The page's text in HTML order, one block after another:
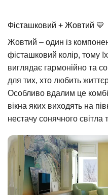
Фісташковий + Жовтий 💛
Жовтий – один із
фісташковий колір, тому
виглядає гармонійно та
для тих, хто любить
Особливо вдалим це
вікна яких виходять на
нестачу сонячного світла